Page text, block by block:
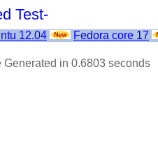
Test-
12.04 Fedora core 17
Generated in 0.6803 seconds